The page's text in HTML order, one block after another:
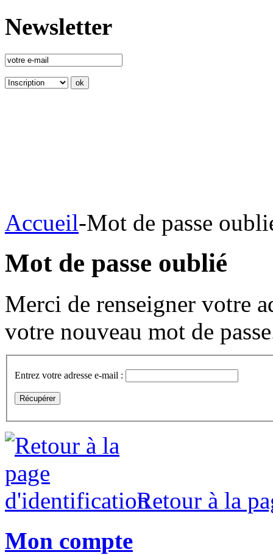
Newsletter
Accueil-Mot de passe
Mot de passe oublié
Merci de renseigner votre
votre nouveau mot de
Entrez votre adresse e-mail :
Retour à la
Mon compte